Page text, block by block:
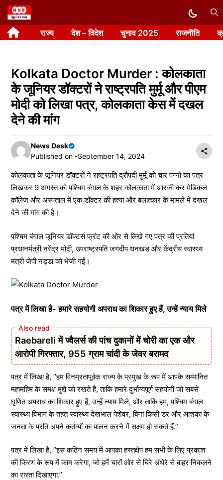
Skip
to
content राज्य देश – विदेश चुनाव 2025 राजनीति
Kolkata Doctor Murder : कोलकाता
के जूनियर डॉक्टरों ने राष्ट्रपति मुर्मू और पीएम
मोदी को लिखा पत्र, कोलकाता केस में दखल
देने की मांग
News Desk
Published on -September 14, 2024
कोलकाता के जूनियर डॉक्टरों ने राष्ट्रपति द्रौपदी मुर्मू को चार पन्नों का पत्र
लिखकर 9 अगस्त को पश्चिम बंगाल के शहर कोलकाता में आरजी कर मेडिकल
कॉलेज और अस्पताल में एक डॉक्टर की हत्या और बलात्कार के मामले में दखल
देने की मांग की है।
पश्चिम बंगाल जूनियर डॉक्टर्स फ्रंट की ओर से लिखे गए पत्र की प्रतियां
प्रधानमंत्री नरेंद्र मोदी, उपराष्ट्रपति जगदीप धनखड़ और केंद्रीय स्वास्थ्य
मंत्री जेपी नड्डा को भेजी गईं।
पत्र में लिखा है- हमारे सहयोगी अपराध का शिकार हुए हैं, उन्हें न्याय मिले
Raebareli में ज्वैलर्स की पांच दुकानों में चोरी का एक और
आरोपी गिरफ्तार, 955 ग्राम चांदी के जेवर बरामद
पत्र में लिखा है, “हम विनम्रतापूर्वक राज्य के प्रमुख के रूप में आपके सम्मानित
महामहिम के समक्ष मुद्दों को रखते हैं, ताकि हमारे दुर्भाग्यपूर्ण सहयोगी जो सबसे
घृणित अपराध का शिकार हुए हैं, उन्हें न्याय मिले, और ताकि हम, पश्चिम बंगाल
स्वास्थ्य विभाग के तहत स्वास्थ्य देखभाल पेशेवर, बिना किसी डर और आशंका के
जनता के प्रति अपने कर्तव्यों का पालन करने में सक्षम हो सकते हैं.”
पत्र में लिखा है, “इस कठिन समय में आपका हस्तक्षेप हम सभी के लिए प्रकाश
की किरण के रूप में काम करेगा, जो हमें चारों ओर से घिरे अंधेरे से बाहर निकलने
का रास्ता दिखाएगा.”